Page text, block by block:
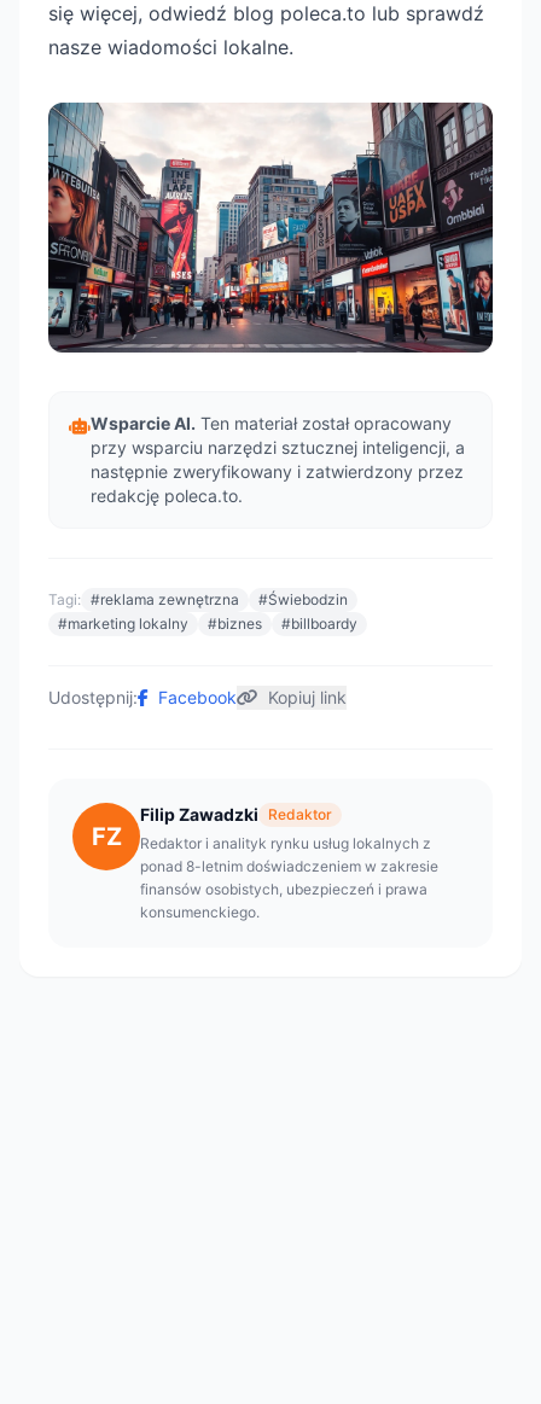
się więcej, odwiedź blog poleca.to lub sprawdź
nasze wiadomości lokalne.
Wsparcie AI. Ten materiał został opracowany
przy wsparciu narzędzi sztucznej inteligencji, a
następnie zweryfikowany i zatwierdzony przez
redakcję poleca.to.
Tagi: #reklama zewnętrzna
#Świebodzin
#marketing lokalny
#biznes #billboardy
Udostępnij: Facebook Kopiuj link
FZ
Filip Zawadzki
Redaktor
Redaktor i analityk rynku usług lokalnych z
ponad 8-letnim doświadczeniem w zakresie
finansów osobistych, ubezpieczeń i prawa
konsumenckiego.